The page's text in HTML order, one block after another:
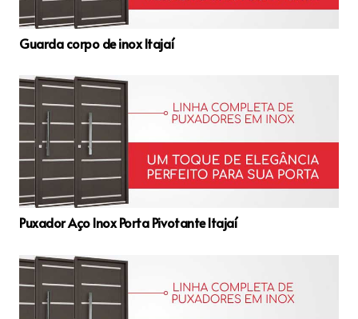
Guarda corpo de inox Itajaí
Puxador Aço Inox Porta Pivotante Itajaí